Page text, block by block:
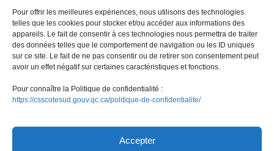
Pour offrir les meilleures expériences, nous utilisons des technologies
telles que les cookies pour stocker et/ou accéder aux informations des
appareils. Le fait de consentir à ces technologies nous permettra de traiter
des données telles que le comportement de navigation ou les ID uniques
sur ce site. Le fait de ne pas consentir ou de retirer son consentement peut
avoir un effet négatif sur certaines caractéristiques et fonctions.
Pour connaître la Politique de confidentialité :
https://csscotesud.gouv.qc.ca/politique-de-confidentialite/
Accepter
LISTE TÉLÉPHONIQUE
Nous joindre